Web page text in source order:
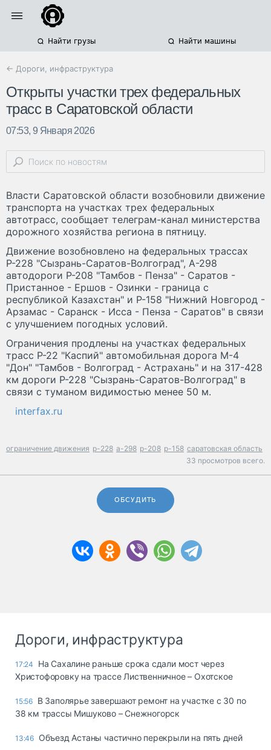
Найти грузы Найти машины
← Дороги, инфраструктура
Открыты участки трех федеральных
трасс в Саратовской области
07:53, 9 Января 2026
Власти Саратовской области возобновили движение
транспорта на участках трех федеральных
автотрасс, сообщает телеграм-канал министерства
дорожного хозяйства региона в пятницу.
Движение возобновлено на федеральных трассах
Р-228 "Сызрань-Саратов-Волгоград", А-298
автодороги Р-208 "Тамбов - Пенза" - Саратов -
Пристанное - Ершов - Озинки - граница с
республикой Казахстан" и Р-158 "Нижний Новгород -
Арзамас - Саранск - Исса - Пенза - Саратов" в связи
с улучшением погодных условий.
Ограничения продлены на участках федеральных
трасс Р-22 "Каспий" автомобильная дорога М-4
"Дон" "Тамбов - Волгоград - Астрахань" и на 317-428
км дороги Р-228 "Сызрань-Саратов-Волгоград" в
связи с туманом видимостью менее 50 м.
interfax.ru
ограничение движения р-228 а-298 р-208 р-158 саратовская область
33 просмотров всего.
ОБСУДИТЬ
Дороги, инфраструктура
17:24
На Сахалине раньше срока сдали мост через
Христофоровку на трассе Лиственничное – Охотское
15:56 В Заполярье завершают ремонт на участке с 30 по
38 км трассы Мишуково – Снежногорск
13:46 Объезд Астаны частично перекрыли на пять дней